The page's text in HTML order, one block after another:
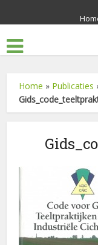
Home » Publicaties